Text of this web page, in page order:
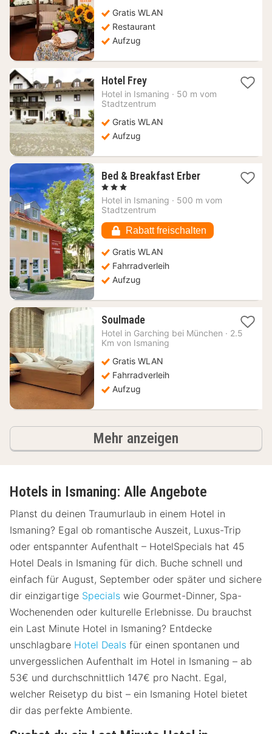
Gratis WLAN
Restaurant
Aufzug
Hotel Frey1
Nacht
ab
€
Hotel in Ismaning · 50 m vom
Stadtzentrum
Gratis WLAN
Aufzug
Bed & Breakfast Erber1
ab
, 3 Sterne
Hotel in Ismaning · 500 m vom
Stadtzentrum
Rabatt freischalten
Gratis WLAN
Fahrradverleih
Aufzug
Soulmade1
Nacht
ab
103,29
€
Hotel in Garching bei München · 2.5
Km von Ismaning
Gratis WLAN
Fahrradverleih
Aufzug
Mehr anzeigen
Hotels in Ismaning: Alle Angebote
Planst du deinen Traumurlaub in einem Hotel in
Ismaning? Egal ob romantische Auszeit, Luxus-Trip
oder entspannter Aufenthalt – HotelSpecials hat 45
Hotel Deals in Ismaning für dich. Buche schnell und
einfach für August, September oder später und sichere
dir einzigartige Specials wie Gourmet-Dinner, Spa-
Wochenenden oder kulturelle Erlebnisse. Du brauchst
ein Last Minute Hotel in Ismaning? Entdecke
unschlagbare Hotel Deals für einen spontanen und
unvergesslichen Aufenthalt im Hotel in Ismaning – ab
53€ und durchschnittlich 147€ pro Nacht. Egal,
welcher Reisetyp du bist – ein Ismaning Hotel bietet
dir das perfekte Ambiente.